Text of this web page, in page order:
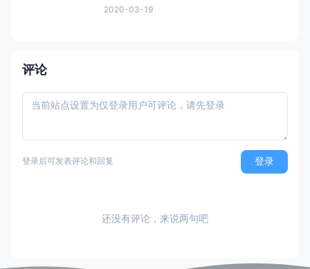
务相关，如VPS、独立服务器、域名、SSL、
2020-03-19
评论
登录后可发表评论和回复 登录
还没有评论，来说两句吧